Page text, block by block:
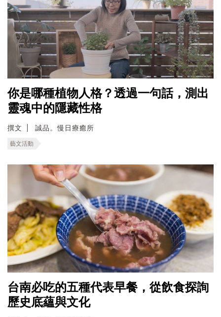
你是哪種植物人格？透過一句話，測出
靈魂中的隱藏性格
撰文 誠品。慢日療癒所
藝文活動
台南必吃的五種代表早餐，從飲食探詢
歷史底蘊與文化